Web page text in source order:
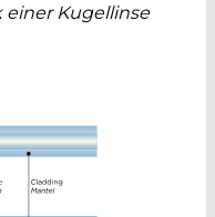
einer Kugellinse